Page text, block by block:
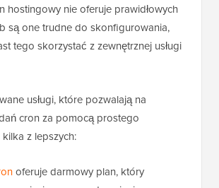
hostingowy nie oferuje prawidłowych
są one trudne do skonfigurowania,
tego skorzystać z zewnętrznej usługi
usługi, które pozwalają na
cron za pomocą prostego
z lepszych:
oferuje darmowy plan, który